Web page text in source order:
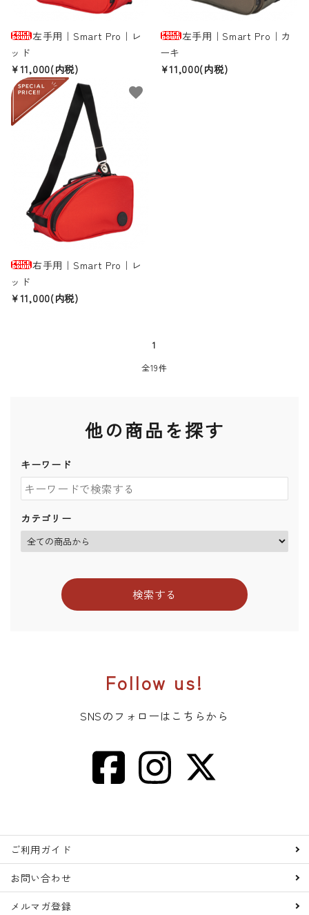
左手用｜Smart Pro｜レ
ッド
¥11,000(内税)
左手用｜Smart Pro｜カ
ーキ
¥11,000(内税)
右手用｜Smart Pro｜レ
ッド
¥11,000(内税)
favorite
1
全19件
他の商品を探す
キーワード
カテゴリー
検索する
検索する
Follow us!
SNSのフォローはこちらから
ご利用ガイド
お問い合わせ
メルマガ登録